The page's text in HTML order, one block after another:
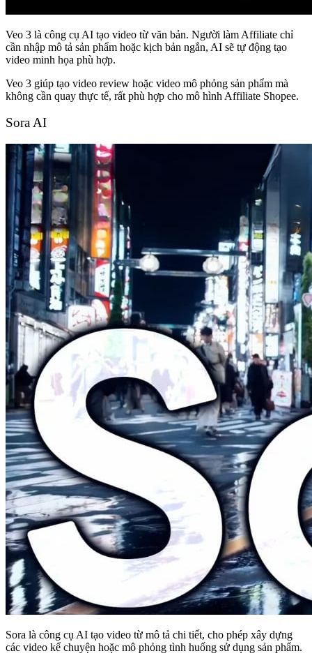
Veo 3 là công cụ AI tạo video từ văn bản. Người làm Affiliate chỉ
cần nhập mô tả sản phẩm hoặc kịch bản ngắn, AI sẽ tự động tạo
video minh họa phù hợp.
Veo 3 giúp tạo video review hoặc video mô phỏng sản phẩm mà
không cần quay thực tế, rất phù hợp cho mô hình Affiliate Shopee.
Sora AI
Sora là công cụ AI tạo video từ mô tả chi tiết, cho phép xây dựng
các video kể chuyện hoặc mô phỏng tình huống sử dụng sản phẩm.